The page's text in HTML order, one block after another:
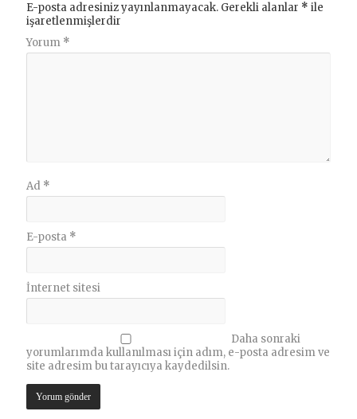
E-posta adresiniz yayınlanmayacak. Gerekli alanlar * ile
işaretlenmişlerdir
Yorum *
Ad *
E-posta *
İnternet sitesi
Daha sonraki
yorumlarımda kullanılması için adım, e-posta adresim ve
site adresim bu tarayıcıya kaydedilsin.